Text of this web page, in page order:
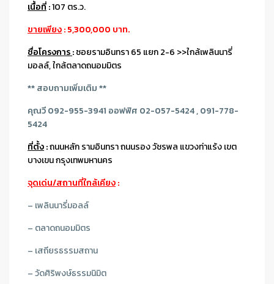
เนื้อที่:107 ตร.ว.
ขายเพียง: 5,300,000 บาท.
ชื่อโครงการ:ซอยรามอินทรา 65 แยก 2-6 >>ใกล้เพลินนารี่
มอลล์, ใกล้ตลาดถนอมมิตร
** สอบถามเพิ่มเติม **
คุณวี 092-955-3941 ออฟฟิศ 02-057-5424 , 091-778-
5424
ที่ตั้ง:ถนนหลัก รามอินทรา ถนนรอง วัชรพล แขวงท่าแร้ง เขต
บางเขน กรุงเทพมหานคร
จุดเด่น/สถานที่ใกล้เคียง:
– เพลินนารี่มอลล์
– ตลาดถนอมมิตร
– เสถียรธรรมสถาน
– วัดศิริพงษ์ธรรมนิมิต